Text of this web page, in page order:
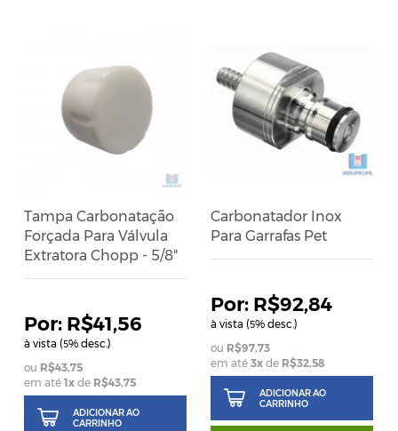
Tampa Carbonatação
Forçada Para Válvula
Extratora Chopp - 5/8"
R$41,56
à vista (5% desc.)
R$43,75
em até1x de R$43,75
ADICIONAR AO
CARRINHO
Carbonatador Inox
Para Garrafas Pet
R$92,84
à vista (5% desc.)
R$97,73
em até 3xde R$32,58
ADICIONAR AO
CARRINHO